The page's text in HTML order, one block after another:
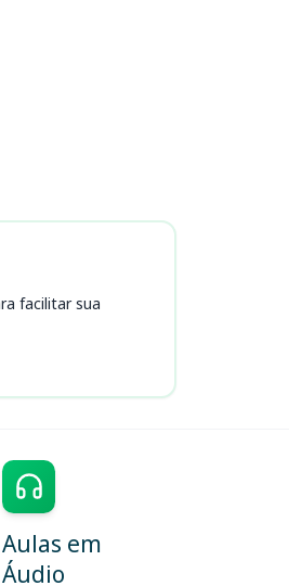
facilitar sua
Aulas em
Áudio